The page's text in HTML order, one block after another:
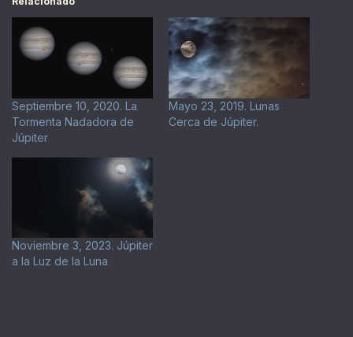
Septiembre 10, 2020. La
Tormenta Nadadora de
Júpiter
Mayo 23, 2019. Lunas
Cerca de Júpiter.
Noviembre 3, 2023. Júpiter
a la Luz de la Luna